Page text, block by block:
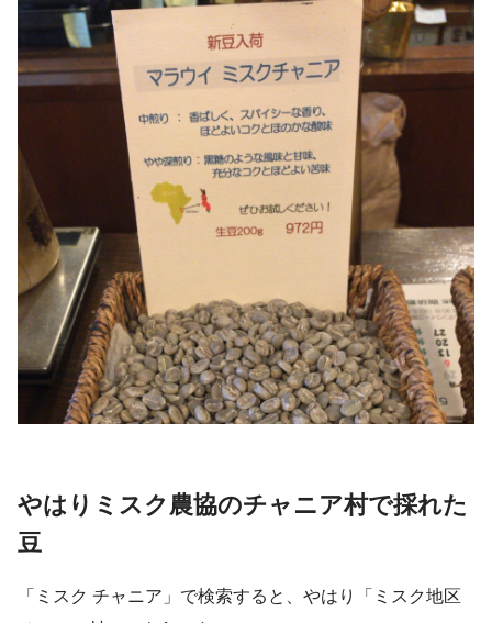
やはりミスク農協のチャニア村で採れた
豆
「ミスク チャニア」で検索すると、やはり「ミスク地区